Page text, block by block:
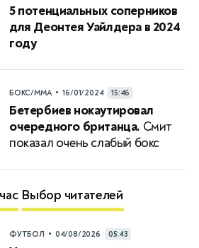
5 потенциальных соперников
для Деонтея Уайлдера в 2024
году
БОКС/ММА • 16/01/2024 15:46
Бетербиев нокаутировал
очередного британца. Смит
показал очень слабый бокс
Выбор читателей
ФУТБОЛ • 04/08/2026 05:43